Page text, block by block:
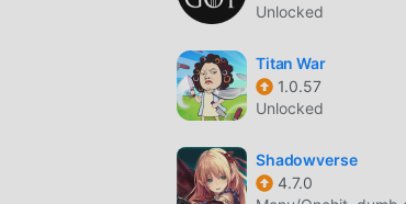
para amantes de jogos de card , permitindo
ao redor do mundo.
único, e seu gráfico de alta qualidade,
card , e comparado com os jogos tradicionais de
Unlocked
Titan War
1.0.57
Unlocked
Shadowverse
4.7.0